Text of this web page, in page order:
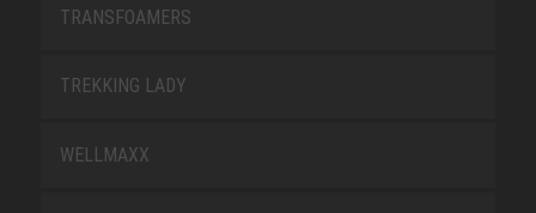
TRANSFOAMERS
TREKKING LADY
WELLMAXX